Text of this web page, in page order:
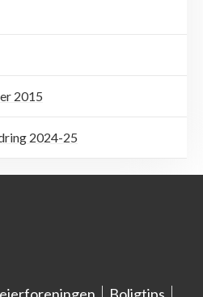
2015
2024-25